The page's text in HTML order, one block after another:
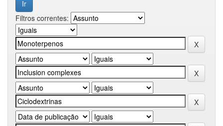
Filtros correntes: